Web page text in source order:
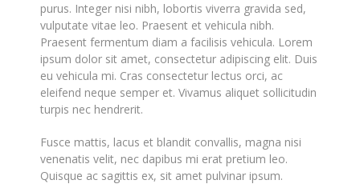
purus. Integer nisi nibh, lobortis viverra gravida sed,
vulputate vitae leo. Praesent et vehicula nibh.
Praesent fermentum diam a facilisis vehicula. Lorem
ipsum dolor sit amet, consectetur adipiscing elit. Duis
eu vehicula mi. Cras consectetur lectus orci, ac
eleifend neque semper et. Vivamus aliquet sollicitudin
turpis nec hendrerit.
Fusce mattis, lacus et blandit convallis, magna nisi
venenatis velit, nec dapibus mi erat pretium leo.
Quisque ac sagittis ex, sit amet pulvinar ipsum.